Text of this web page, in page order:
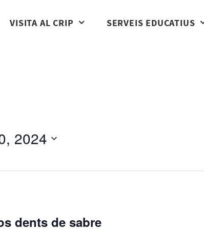
VISITA AL CRIP SERVEIS EDUCATIUS
2024
dents de sabre